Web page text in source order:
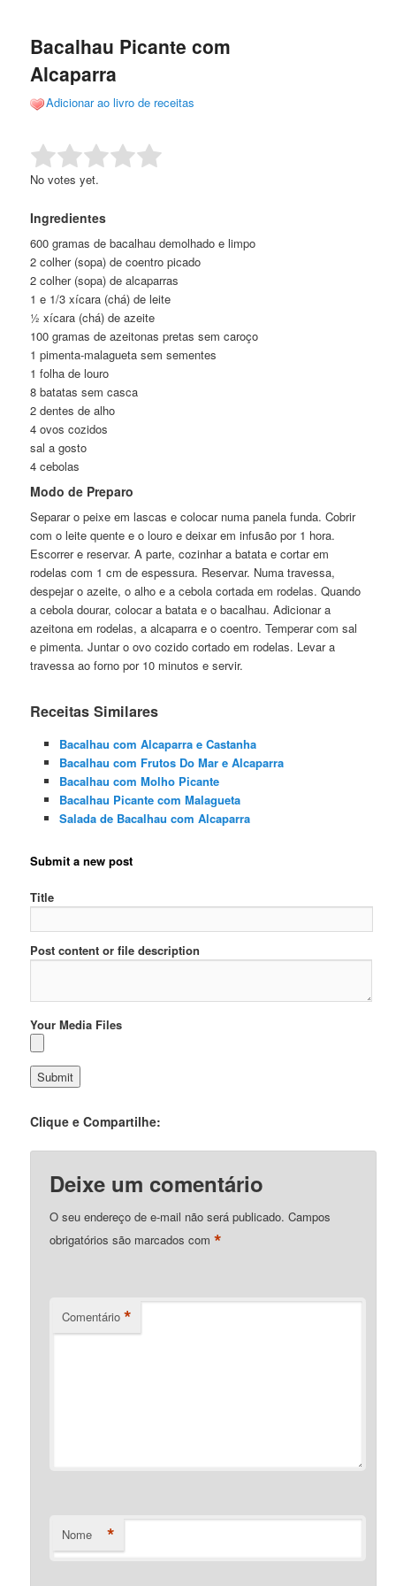
conteúdo
principal
conteúdo
secundário
Bacalhau Picante com
Alcaparra
Adicionar ao livro de receitas
Rate this item: Submit Rating
No votes yet.
Ingredientes
600 gramas de bacalhau demolhado e limpo
2 colher (sopa) de coentro picado
2 colher (sopa) de alcaparras
1 e 1/3 xícara (chá) de leite
½ xícara (chá) de azeite
100 gramas de azeitonas pretas sem caroço
1 pimenta-malagueta sem sementes
1 folha de louro
8 batatas sem casca
2 dentes de alho
4 ovos cozidos
sal a gosto
4 cebolas
Modo de Preparo
Separar o peixe em lascas e colocar numa panela funda. Cobrir
com o leite quente e o louro e deixar em infusão por 1 hora.
Escorrer e reservar. A parte, cozinhar a batata e cortar em
rodelas com 1 cm de espessura. Reservar. Numa travessa,
despejar o azeite, o alho e a cebola cortada em rodelas. Quando
a cebola dourar, colocar a batata e o bacalhau. Adicionar a
azeitona em rodelas, a alcaparra e o coentro. Temperar com sal
e pimenta. Juntar o ovo cozido cortado em rodelas. Levar a
travessa ao forno por 10 minutos e servir.
Receitas Similares
Bacalhau com Alcaparra e Castanha
Bacalhau com Frutos Do Mar e Alcaparra
Bacalhau com Molho Picante
Bacalhau Picante com Malagueta
Salada de Bacalhau com Alcaparra
Submit a new post
Title
Post content or file description
Your Media Files
Clique e Compartilhe:
Deixe um comentário
O seu endereço de e-mail não será publicado. Campos
obrigatórios são marcados com*
Comentário *
Nome *